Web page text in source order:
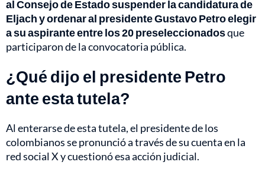
al Consejo de Estado suspender la candidatura de
Eljach y ordenar al presidente Gustavo Petro elegir
a su aspirante entre los 20 preseleccionadosque
participaron de la convocatoria pública.
¿Qué dijo el presidente Petro
ante esta tutela?
Al enterarse de esta tutela, el presidente de los
colombianos se pronunció a través de su cuenta en la
red social X y cuestionó esa acción judicial.